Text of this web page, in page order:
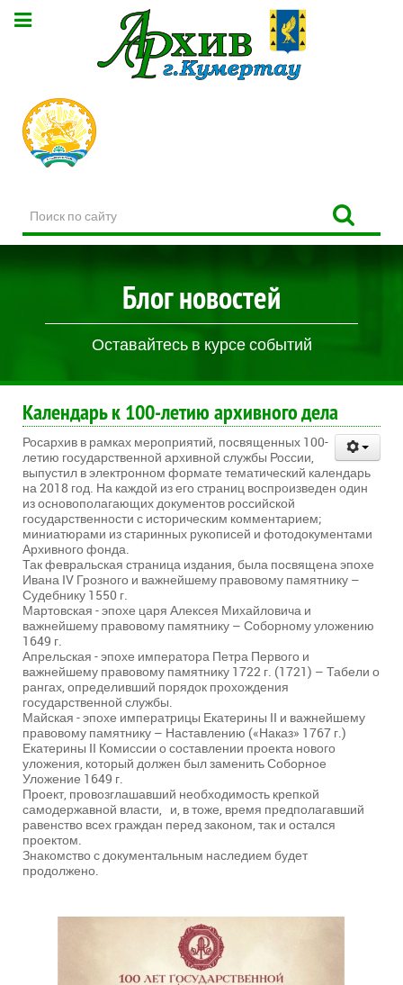
по
сайту
Блог новостей
Оставайтесь в курсе событий
Календарь к 100-летию архивного дела
Росархив в рамках мероприятий, посвященных 100-
летию государственной архивной службы России,
выпустил в электронном формате тематический календарь
на 2018 год. На каждой из его страниц воспроизведен один
из основополагающих документов российской
государственности с историческим комментарием;
миниатюрами из старинных рукописей и фотодокументами
Архивного фонда.
Так февральская страница издания, была посвящена эпохе
Ивана IV Грозного и важнейшему правовому памятнику –
Судебнику 1550 г.
Мартовская - эпохе царя Алексея Михайловича и
важнейшему правовому памятнику – Соборному уложению
1649 г.
Апрельская - эпохе императора Петра Первого и
важнейшему правовому памятнику 1722 г. (1721) – Табели о
рангах, определивший порядок прохождения
государственной службы.
Майская - эпохе императрицы Екатерины II и важнейшему
правовому памятнику – Наставлению («Наказ» 1767 г.)
Екатерины II Комиссии о составлении проекта нового
уложения, который должен был заменить Соборное
Уложение 1649 г.
Проект, провозглашавший необходимость крепкой
самодержавной власти, и, в тоже, время предполагавший
равенство всех граждан перед законом, так и остался
проектом.
Знакомство с документальным наследием будет
продолжено.